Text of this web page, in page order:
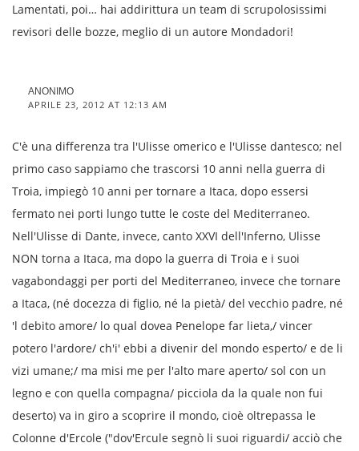
Lamentati, poi… hai addirittura un team di scrupolosissimi
revisori delle bozze, meglio di un autore Mondadori!
ANONIMO
APRILE 23, 2012 AT 12:13 AM
C'è una differenza tra l'Ulisse omerico e l'Ulisse dantesco; nel
primo caso sappiamo che trascorsi 10 anni nella guerra di
Troia, impiegò 10 anni per tornare a Itaca, dopo essersi
fermato nei porti lungo tutte le coste del Mediterraneo.
Nell'Ulisse di Dante, invece, canto XXVI dell'Inferno, Ulisse
NON torna a Itaca, ma dopo la guerra di Troia e i suoi
vagabondaggi per porti del Mediterraneo, invece che tornare
a Itaca, (né docezza di figlio, né la pietà/ del vecchio padre, né
'l debito amore/ lo qual dovea Penelope far lieta,/ vincer
potero l'ardore/ ch'i' ebbi a divenir del mondo esperto/ e de li
vizi umane;/ ma misi me per l'alto mare aperto/ sol con un
legno e con quella compagna/ picciola da la quale non fui
deserto) va in giro a scoprire il mondo, cioè oltrepassa le
Colonne d'Ercole ("dov'Ercule segnò li suoi riguardi/ acciò che